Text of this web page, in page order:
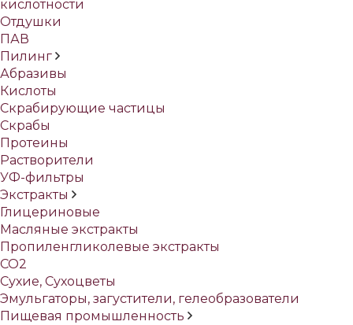
кислотности
Отдушки
ПАВ
Пилинг
Абразивы
Кислоты
Скрабирующие частицы
Скрабы
Протеины
Растворители
УФ-фильтры
Экстракты
Глицериновые
Масляные экстракты
Пропиленгликолевые экстракты
СО2
Сухие, Сухоцветы
Эмульгаторы, загустители, гелеобразователи
Пищевая промышленность